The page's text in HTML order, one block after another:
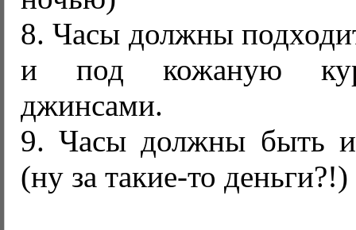
8. Часы должны
и под кожаную
джинсами.
9. Часы должны быть
(ну за такие-то деньги?!)